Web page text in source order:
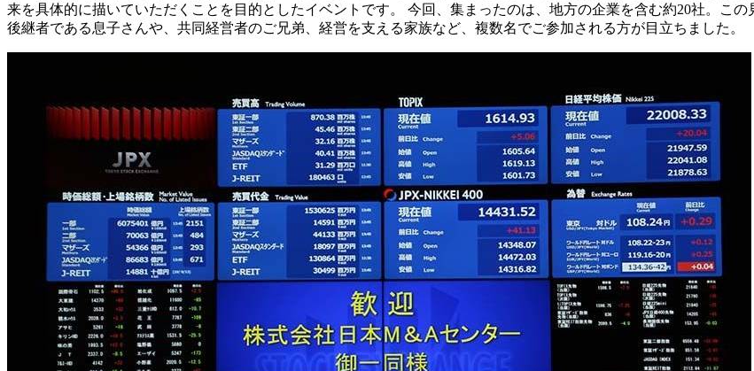
来を具体的に描いていただくことを目的としたイベントです。 今回、集まったのは、地方の企業を含む約20社。こ
後継者である息子さんや、共同経営者のご兄弟、経営を支える家族など、複数名でご参加される方が目立ちました。